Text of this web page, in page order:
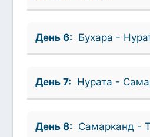
День 6: Бухара -
День 7: Нурата -
День 8: Самарканд -